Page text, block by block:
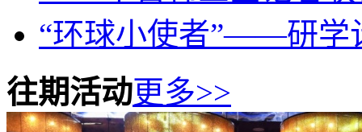
“环球小使者”——研学
往期活动更多>>